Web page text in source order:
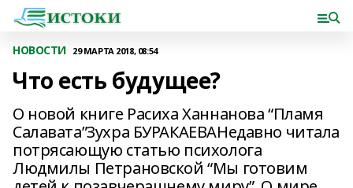
НОВОСТИ 29 МАРТА 2018, 08:54
Что есть будущее?
О новой книге Расиха Ханнанова “Пламя
Салавата”Зухра БУРАКАЕВАНедавно читала
потрясающую статью психолога
Людмилы Петрановской “Мы готовим